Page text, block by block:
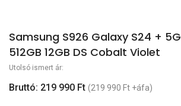
Samsung S926 Galaxy S24 + 5G
512GB 12GB DS Cobalt Violet
Utolsó ismert ár:
Bruttó: 219 990 Ft (219 990 Ft +áfa)